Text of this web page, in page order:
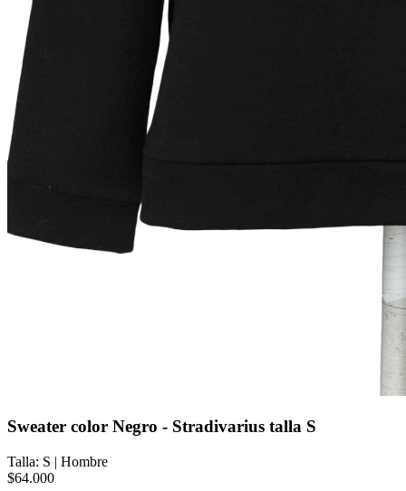
Sweater color Negro - Stradivarius talla S
Talla: S | Hombre
$64.000